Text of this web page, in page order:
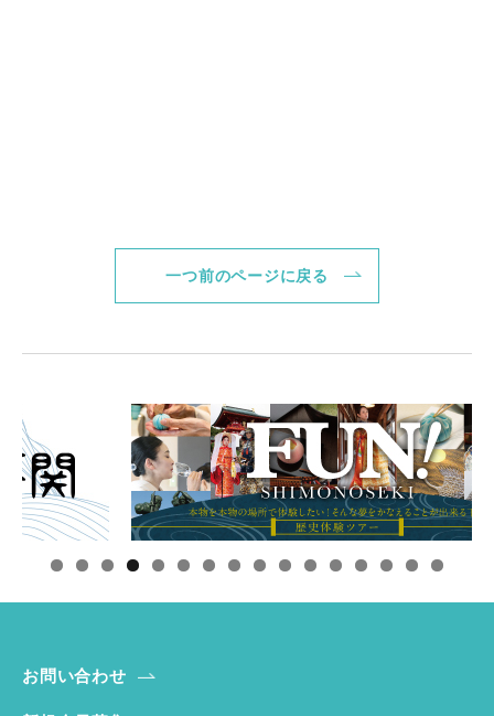
一つ前のページに戻る
お問い合わせ